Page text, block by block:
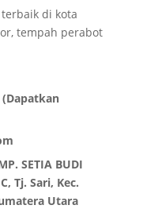
di kota
tempah perabot
(Dapatkan
SETIA BUDI
Tj. Sari, Kec.
Utara